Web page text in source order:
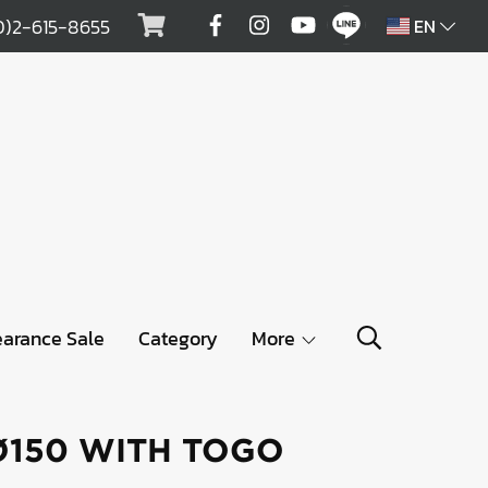
615-8655 EN
Sale Category More
WITH TOGO